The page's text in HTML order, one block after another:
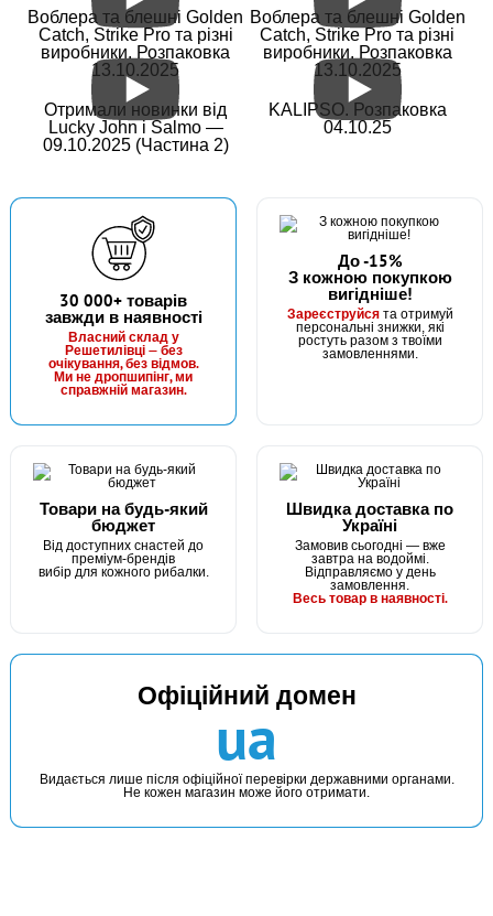
КУПИТИ
Садок прямокутний Flagman Keepnet 35x45см nylon mesh
#W2510B
В наявності
225 грн 3 шт.
Садок метал. діаметр 25см бронзовий
КУПИТИ
Садок дротяний Flagman d33см
Воблера та блешні Golden
Catch, Strike Pro та різні
виробники. Розпаковка
13.10.2025
Воблера та блешні Golden
Catch, Strike Pro та різні
виробники. Розпаковка
13.10.2025
Отримали новинки від
Lucky John і Salmo —
09.10.2025 (Частина 2)
KALIPSO. Розпаковка
04.10.25
30 000+ товарів
завжди в наявності
Власний склад у
Решетилівці — без
очікування, без відмов.
Ми не дропшипінг, ми
справжній магазин.
До -15%
З кожною покупкою
вигідніше!
Зареєструйсята отримуй
персональні знижки, які
ростуть разом з твоїми
замовленнями.
Товари на будь-який
бюджет
Від доступних снастей до
преміум-брендів
вибір для кожного рибалки.
Швидка доставка по
Україні
Замовив сьогодні — вже
завтра на водоймі.
Відправляємо у день
замовлення.
Весь товар в наявності.
Офіційний домен
ua
Видається лише після офіційної перевірки державними органами.
Не кожен магазин може його отримати.